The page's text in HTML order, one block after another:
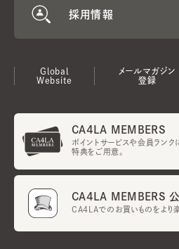
採用情報
Global
Website
メールマガジン
登録
CA4LA MEMBERS
ポイントサービスや会員ランク
特典をご用意。
CA4LA MEMBERS 公
CA4LAでのお買いものをより楽